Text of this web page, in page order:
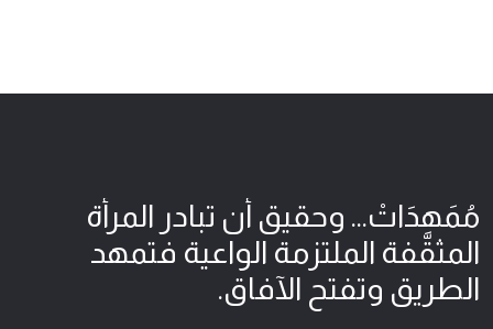
مُمَهِدَاتْ... وحقيق أن تبادر المرأة
المثقّفة الملتزمة الواعية فتمهد
الطريق وتفتح الآفاق.